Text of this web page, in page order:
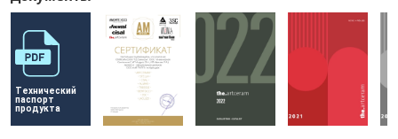
Технический
паспорт
продукта